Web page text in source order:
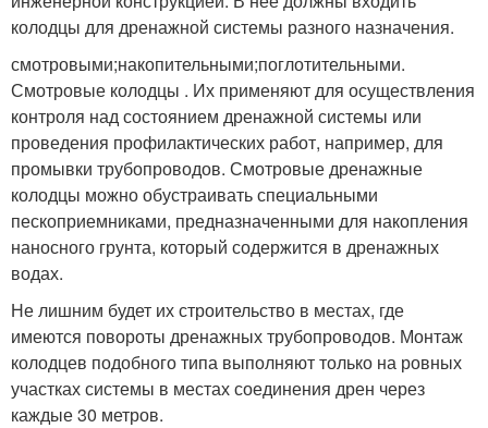
колодцы для дренажной системы разного назначения.
смотровыми;накопительными;поглотительными.
Смотровые колодцы . Их применяют для осуществления
контроля над состоянием дренажной системы или
проведения профилактических работ, например, для
промывки трубопроводов. Смотровые дренажные
колодцы можно обустраивать специальными
пескоприемниками, предназначенными для накопления
наносного грунта, который содержится в дренажных
водах.
Не лишним будет их строительство в местах, где
имеются повороты дренажных трубопроводов. Монтаж
колодцев подобного типа выполняют только на ровных
участках системы в местах соединения дрен через
каждые 30 метров.